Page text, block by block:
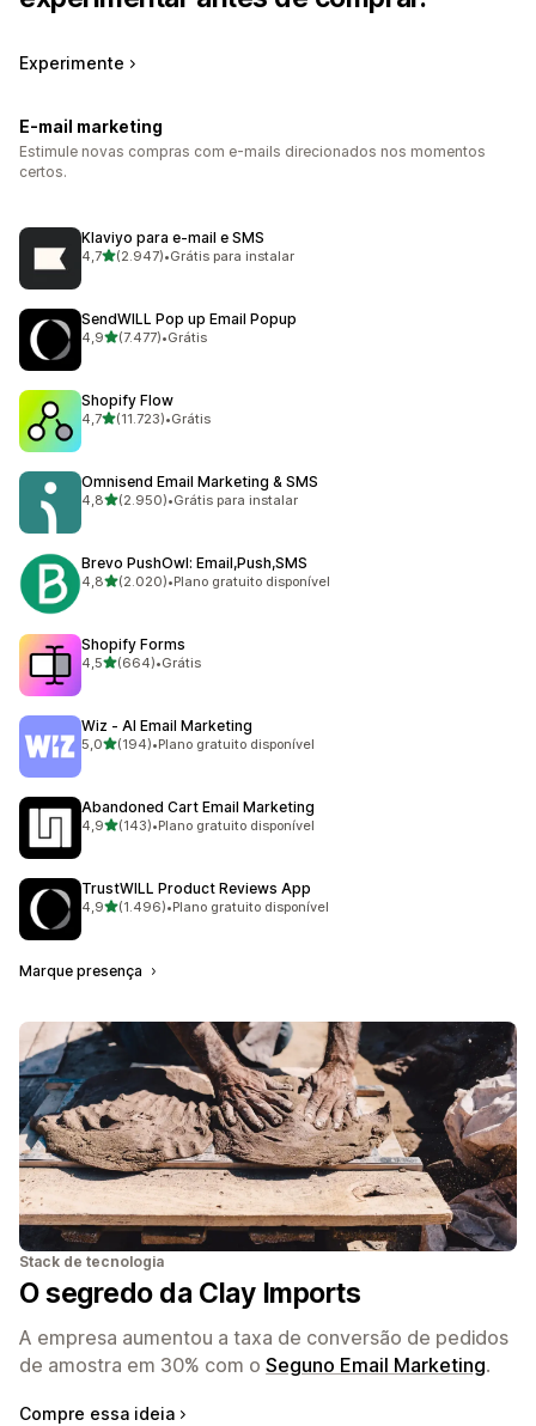
Experimente
E-mail marketing
Estimule novas compras com e-mails direcionados nos momentos
certos.
Klaviyo para e‑mail e SMS
4,7de 5 estrelas
(2.947)
2947 avaliações ao todo
•Grátis para instalar
SendWILL Pop up Email Popup
4,9de 5 estrelas
(7.477)
7477 avaliações ao todo
•Grátis
Shopify Flow
4,7de 5 estrelas
(11.723)
11723 avaliações ao todo
•Grátis
Omnisend Email Marketing & SMS
4,8de 5 estrelas
(2.950)
2950 avaliações ao todo
•Grátis para instalar
Brevo PushOwl: Email,Push,SMS
4,8de 5 estrelas
(2.020)
2020 avaliações ao todo
•Plano gratuito disponível
Shopify Forms
4,5de 5 estrelas
(664)
664 avaliações ao todo
•Grátis
Wiz ‑ AI Email Marketing
5,0de 5 estrelas
(194)
194 avaliações ao todo
•Plano gratuito disponível
Abandoned Cart Email Marketing
4,9de 5 estrelas
(143)
143 avaliações ao todo
•Plano gratuito disponível
TrustWILL Product Reviews App
4,9de 5 estrelas
(1.496)
1496 avaliações ao todo
•Plano gratuito disponível
Marque presença
Stack de tecnologia
O segredo da Clay Imports
A empresa aumentou a taxa de conversão de pedidos
de amostra em 30% com o Seguno Email Marketing.
Compre essa ideia